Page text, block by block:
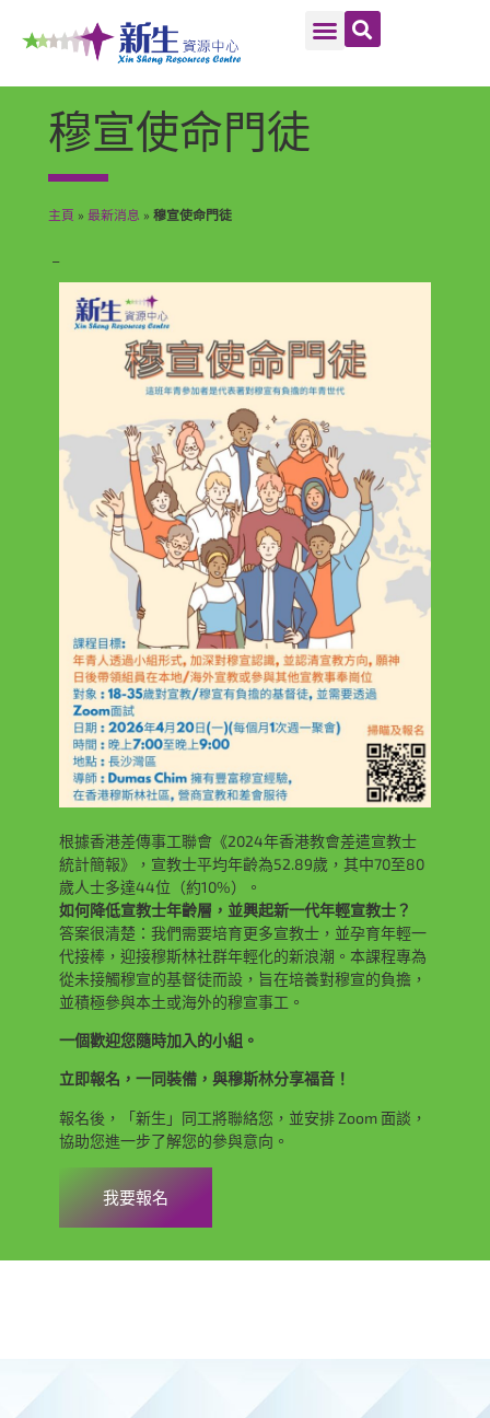
穆宣使命門徒
主頁 »最新消息 »穆宣使命門徒
–
根據香港差傳事工聯會《2024年香港教會差遣宣教士
統計簡報》，宣教士平均年齡為52.89歲，其中70至80
歲人士多達44位（約10%）。
如何降低宣教士年齡層，並興起新一代年輕宣教士？
答案很清楚：我們需要培育更多宣教士，並孕育年輕一
代接棒，迎接穆斯林社群年輕化的新浪潮。本課程專為
從未接觸穆宣的基督徒而設，旨在培養對穆宣的負擔，
並積極參與本土或海外的穆宣事工。
一個歡迎您隨時加入的小組。
立即報名，一同裝備，與穆斯林分享福音！
報名後，「新生」同工將聯絡您，並安排 Zoom 面談，
協助您進一步了解您的參與意向。
我要報名